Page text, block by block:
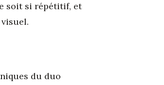
soit si répétitif, et
du duo